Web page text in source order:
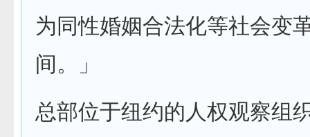
为同性婚姻合法化等社会变
间。」
总部位于纽约的人权观察组